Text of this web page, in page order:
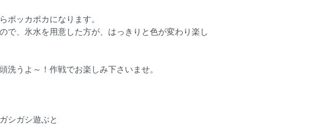
ポッカポカになります。
で、氷水を用意した方が、はっきりと色が変わり楽し
洗うよ～！作戦でお楽しみ下さいませ。
シガシ遊ぶと